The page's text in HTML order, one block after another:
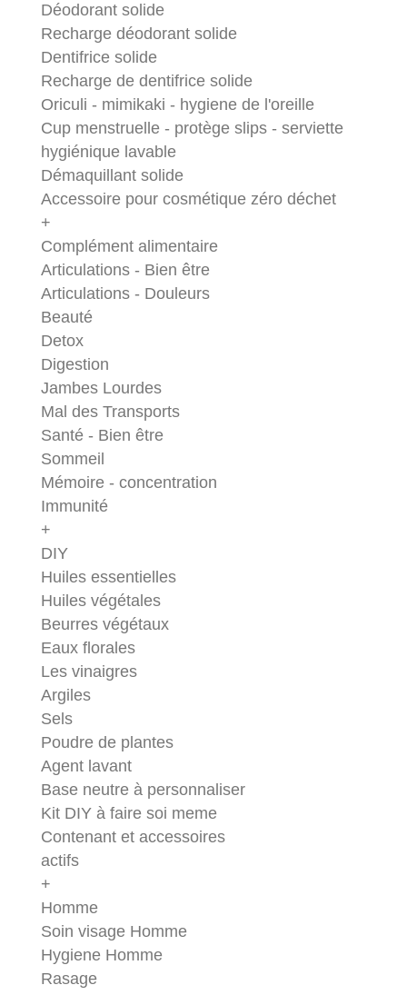
Déodorant solide
Recharge déodorant solide
Dentifrice solide
Recharge de dentifrice solide
Oriculi - mimikaki - hygiene de l'oreille
Cup menstruelle - protège slips - serviette
hygiénique lavable
Démaquillant solide
Accessoire pour cosmétique zéro déchet
+
Complément alimentaire
Articulations - Bien être
Articulations - Douleurs
Beauté
Detox
Digestion
Jambes Lourdes
Mal des Transports
Santé - Bien être
Sommeil
Mémoire - concentration
Immunité
+
DIY
Huiles essentielles
Huiles végétales
Beurres végétaux
Eaux florales
Les vinaigres
Argiles
Sels
Poudre de plantes
Agent lavant
Base neutre à personnaliser
Kit DIY à faire soi meme
Contenant et accessoires
actifs
+
Homme
Soin visage Homme
Hygiene Homme
Rasage